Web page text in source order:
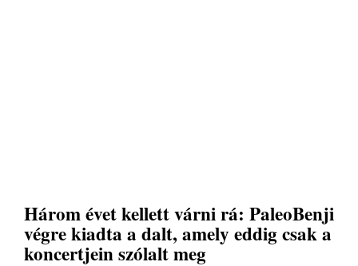
Három évet kellett várni rá: PaleoBenji
végre kiadta a dalt, amely eddig csak a
koncertjein szólalt meg